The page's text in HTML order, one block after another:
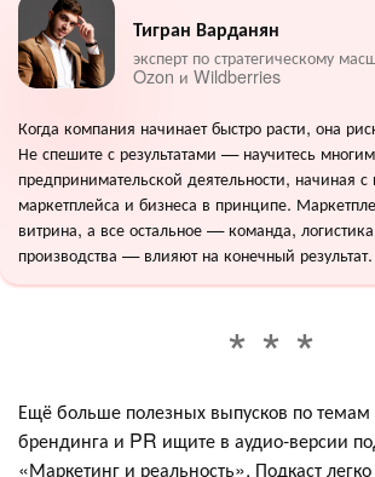
Тигран Варданян
эксперт по стратегическому
Ozon и Wildberries
Когда компания начинает быстро расти, она
Не спешите с результатами — научитесь
предпринимательской деятельности, начиная с
маркетплейса и бизнеса в принципе.
витрина, а все остальное — команда,
производства — влияют на конечный результат.
Ещё больше полезных выпусков по темам
брендинга и PR ищите в аудио-версии
«Маркетинг и реальность». Подкаст